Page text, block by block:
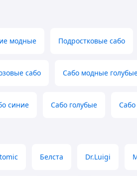
модные Подростковые сабо
сабо Сабо модные
синие Сабо голубые
Белста Dr.Luigi